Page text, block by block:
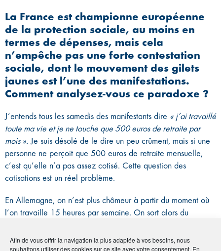
Afin de vous offrir la navigation la plus adaptée à vos besoins, nous
souhaitons utiliser des cookies sur ce site avec votre consentement. En
La France est championne européenne
de la protection sociale, au moins en
termes de dépenses, mais cela
n’empêche pas une forte contestation
sociale, dont le mouvement des gilets
jaunes est l’une des manifestations.
Comment analysez-vous ce paradoxe ?
J’entends tous les samedis des manifestants dire « j’ai travaillé
toute ma vie et je ne touche que 500 euros de retraite par
mois ». Je suis désolé de le dire un peu crûment, mais si une
personne ne perçoit que 500 euros de retraite mensuelle,
c’est qu’elle n’a pas assez cotisé. Cette question des
cotisations est un réel problème.
En Allemagne, on n’est plus chômeur à partir du moment où
l’on travaille 15 heures par semaine. On sort alors du
qu’on gagne. En France, heureusement, la solidarité